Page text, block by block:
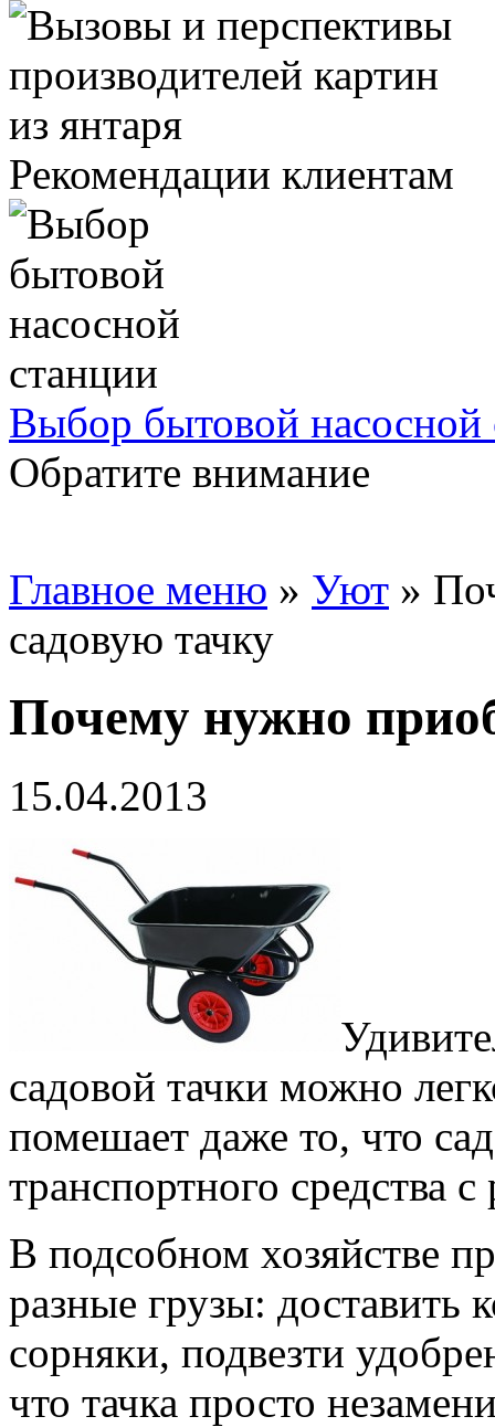
Рекомендации клиентам
Выбор бытовой насосной
Обратите внимание
Главное меню » Уют »
садовую тачку
Почему нужно
15.04.2013
садовой тачки можно
помешает даже то, что
транспортного средства
В подсобном хозяйстве
разные грузы: доставить
сорняки, подвезти
что тачка просто